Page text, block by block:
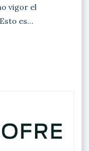
vigor el
es…